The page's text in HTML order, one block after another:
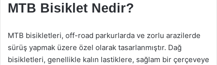
MTB Bisiklet Nedir?
MTB bisikletleri, off-road parkurlarda ve zorlu arazilerde
sürüş yapmak üzere özel olarak tasarlanmıştır. Dağ
bisikletleri, genellikle kalın lastiklere, sağlam bir çerçeveye